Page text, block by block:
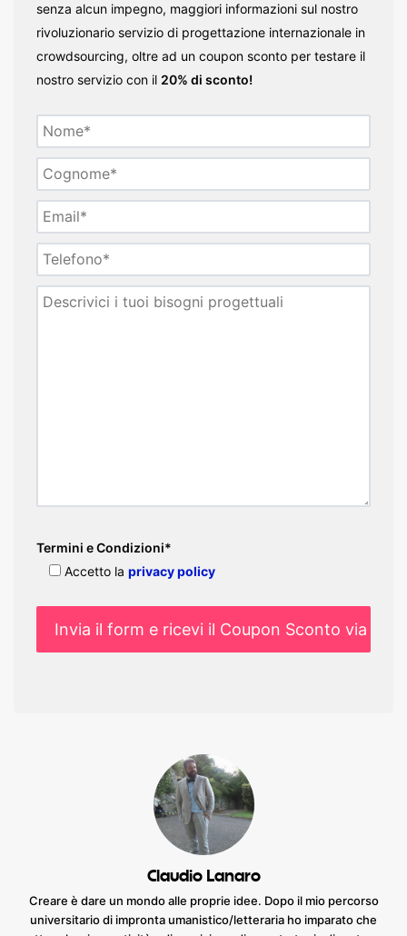
senza alcun impegno, maggiori informazioni sul nostro
rivoluzionario servizio di progettazione internazionale in
crowdsourcing, oltre ad un coupon sconto per testare il
nostro servizio con il 20% di sconto!
Termini e Condizioni*
Accetto la privacy policy
Claudio Lanaro
Creare è dare un mondo alle proprie idee. Dopo il mio percorso
universitario di impronta umanistico/letteraria ho imparato che